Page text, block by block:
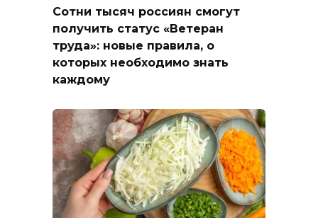
Сотни тысяч россиян смогут
получить статус «Ветеран
труда»: новые правила, о
которых необходимо знать
каждому